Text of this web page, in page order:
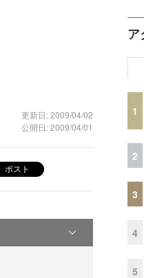
更新日: 2009/04/02
公開日: 2009/04/01
ポスト
ア
1
2
3
4
5